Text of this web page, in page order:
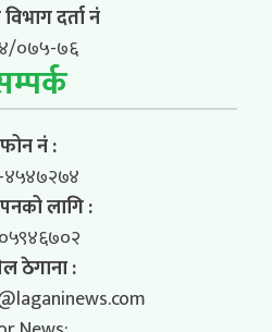
दर्ता नं
०७५-७६
फोन नं :
४५४७२७४
लागि :
ठेगाना :